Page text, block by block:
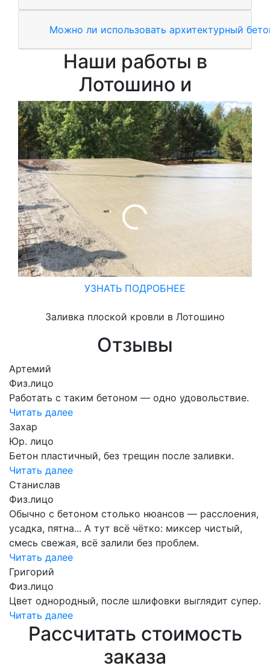
Можно ли использовать архитектурный
Наши работы в
Лотошино и
УЗНАТЬ ПОДРОБНЕЕ
Заливка плоской кровли в Лотошино
Отзывы
Артемий
Физ.лицо
Работать с таким бетоном — одно удовольствие.
Читать далее
Захар
Юр. лицо
Бетон пластичный, без трещин после заливки.
Читать далее
Станислав
Физ.лицо
Обычно с бетоном столько нюансов — расслоения,
усадка, пятна... А тут всё чётко: миксер чистый,
смесь свежая, всё залили без проблем.
Читать далее
Григорий
Физ.лицо
Цвет однородный, после шлифовки выглядит супер.
Читать далее
Рассчитать стоимость
заказа